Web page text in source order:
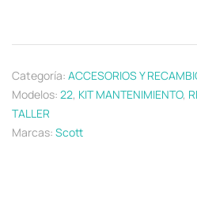
Categoría: ACCESORIOS Y
Modelos: 22, KIT MANTENIMIENTO,
TALLER
Marcas: Scott